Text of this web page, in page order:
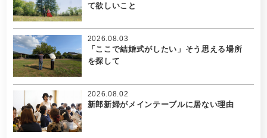
て欲しいこと
「ここで結婚式がしたい」そう思える場所
を探して
2026.08.03
新郎新婦がメインテーブルに居ない理由
2026.08.02